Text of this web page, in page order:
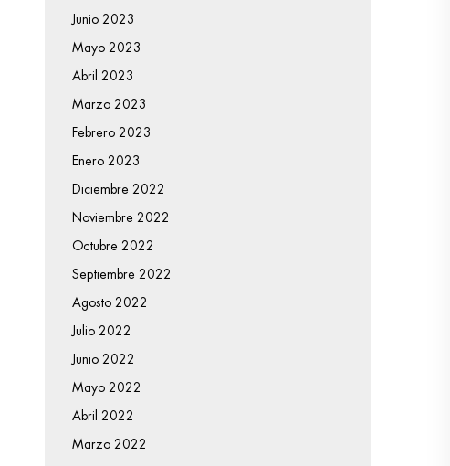
Junio 2023
Mayo 2023
Abril 2023
Marzo 2023
Febrero 2023
Enero 2023
Diciembre 2022
Noviembre 2022
Octubre 2022
Septiembre 2022
Agosto 2022
Julio 2022
Junio 2022
Mayo 2022
Abril 2022
Marzo 2022